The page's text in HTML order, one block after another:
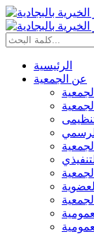
الرئيسية
عن الجمعية